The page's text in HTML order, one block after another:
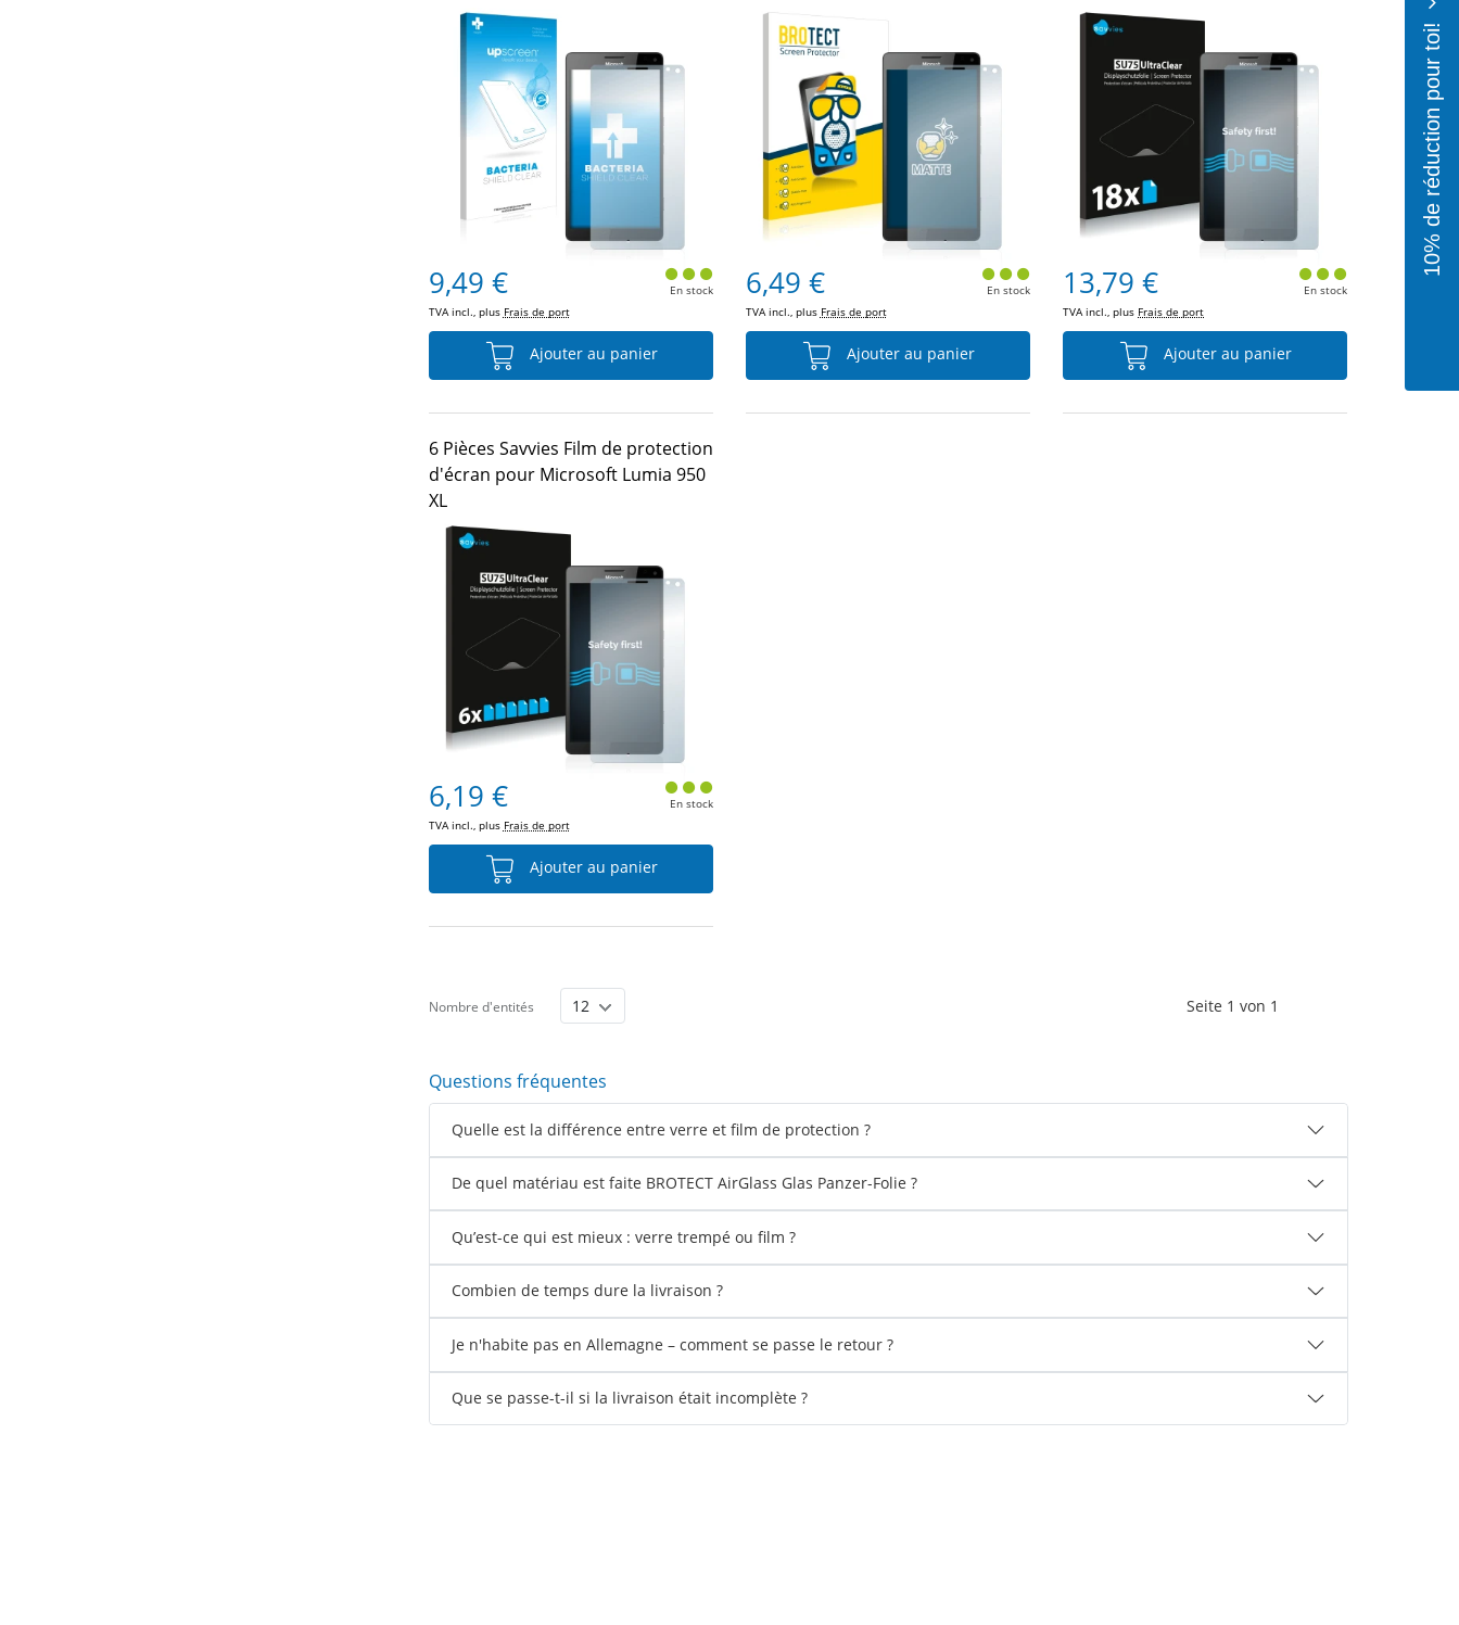
Lumia 950 XL
9,49 €
TVA incl., plus Frais de port
En stock
Ajouter au panier
6,49 €
TVA incl., plus Frais de port
En stock
Ajouter au panier
13,79 €
TVA incl., plus Frais de port
En stock
Ajouter au panier
6 Pièces Savvies Film de protection
d'écran pour Microsoft Lumia 950
XL
6,19 €
TVA incl., plus Frais de port
En stock
Ajouter au panier
Nombre d'entités Seite 1 von 1
Questions fréquentes
Quelle est la différence entre verre et film de protection ?
De quel matériau est faite BROTECT AirGlass Glas Panzer-Folie ?
Qu’est-ce qui est mieux : verre trempé ou film ?
Combien de temps dure la livraison ?
Je n'habite pas en Allemagne – comment se passe le retour ?
Que se passe-t-il si la livraison était incomplète ?
10% de réduction pour toi!